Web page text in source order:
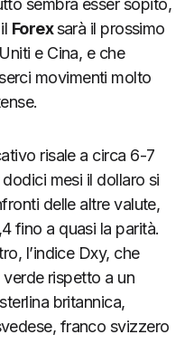
sembra esser sopito,
Forexsarà il prossimo
e Cina, e che
movimenti molto
risale a circa 6-7
mesi il dollaro si
delle altre valute,
fino a quasi la parità.
l’indice Dxy, che
rispetto a un
britannica,
franco svizzero